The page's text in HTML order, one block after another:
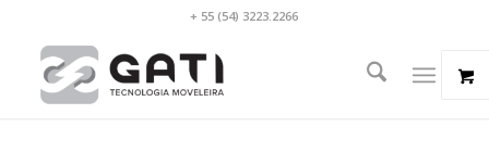
+ 55 (54) 3223.2266